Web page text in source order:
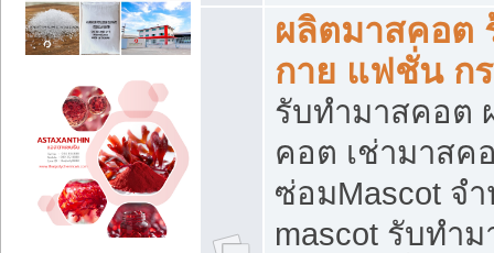
ผลิตมาสคอต
กาย แฟชั่น กร
รับทำมาสคอต
คอต เช่ามาสค
ซ่อมMascot จ
mascot รับทำ